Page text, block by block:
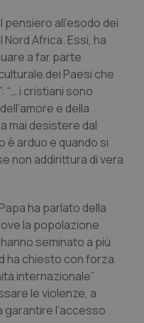
all’esodo dei
Africa. Essi, ha
a far parte
dei Paesi che
“… i cristiani sono
e della
mai desistere dal
è arduo e quando si
non addirittura di vera
ha parlato della
la popolazione
seminato a più
ha chiesto con forza
internazionale”
le violenze, a
l’accesso